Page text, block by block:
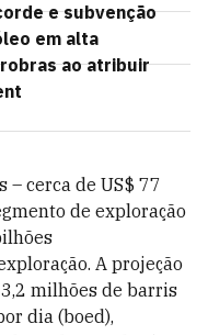
e subvenção
em alta
ao atribuir
cerca de US$ 77
de exploração
A projeção
milhões de barris
dia (boed),